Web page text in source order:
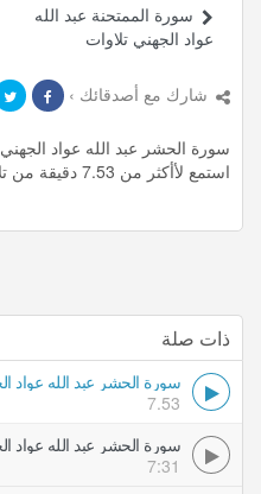
سورة الممتحنة عبد الله
عواد الجهني تلاوات
شارك مع أصدقائك ›
استمع لأأكثر من 7.53 دقيقة من تلاوات المميزة مجانا.
ذات صلة
سورة الحشر عبد الله عواد
7.53
سورة الحشر عبد الله عواد
7:31